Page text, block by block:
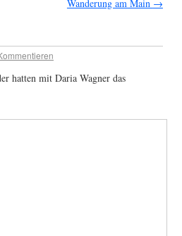
Wanderung am Main →
hatten mit Daria Wagner das